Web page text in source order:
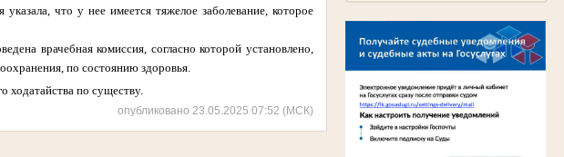
что у нее имеется тяжелое заболевание, которое
врачебная комиссия, согласно которой установлено,
по состоянию здоровья.
ходатайства по существу.
опубликовано 23.05.2025 07:52 (МСК)